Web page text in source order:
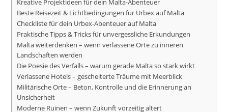
Kreative Projektideen für dein Malta-Abenteuer
Beste Reisezeit & Lichtbedingungen für Urbex auf Malta
Checkliste für dein Urbex-Abenteuer auf Malta
Praktische Tipps & Tricks für unvergessliche Erkundungen
Malta weiterdenken – wenn verlassene Orte zu inneren
Landschaften werden
Die Poesie des Verfalls – warum gerade Malta so stark wirkt
Verlassene Hotels – gescheiterte Träume mit Meerblick
Militärische Orte – Beton, Kontrolle und die Erinnerung an
Unsicherheit
Moderne Ruinen – wenn Zukunft vorzeitig altert